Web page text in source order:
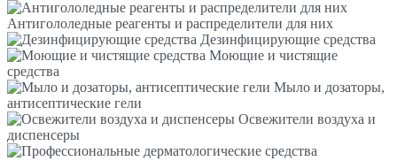
Антигололедные реагенты и распределители для них
Дезинфицирующие средства
Моющие и чистящие
средства
Мыло и дозаторы,
антисептические гели
Освежители воздуха и
диспенсеры